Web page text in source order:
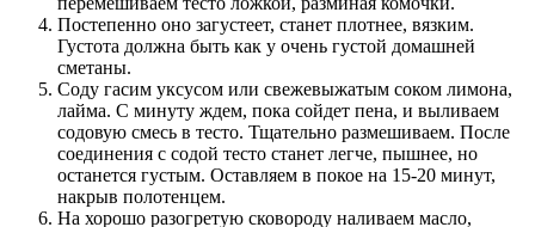
Постепенно оно загустеет, станет плотнее, вязким.
Густота должна быть как у очень густой домашней
сметаны.
Соду гасим уксусом или свежевыжатым соком лимона,
лайма. С минуту ждем, пока сойдет пена, и выливаем
содовую смесь в тесто. Тщательно размешиваем. После
соединения с содой тесто станет легче, пышнее, но
останется густым. Оставляем в покое на 15-20 минут,
накрыв полотенцем.
На хорошо разогретую сковороду наливаем масло,